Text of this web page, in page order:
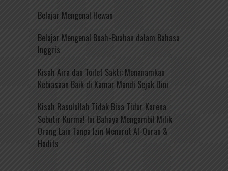
Belajar Mengenal Hewan
Belajar Mengenal Buah-Buahan dalam Bahasa
Inggris
Kisah Aira dan Toilet Sakti: Menanamkan
Kebiasaan Baik di Kamar Mandi Sejak Dini
Kisah Rasulullah Tidak Bisa Tidur Karena
Sebutir Kurma! Ini Bahaya Mengambil Milik
Orang Lain Tanpa Izin Menurut Al-Quran &
Hadits